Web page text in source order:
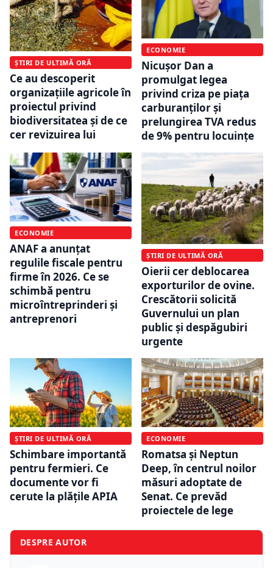
ȘTIRI DE ULTIMĂ ORĂ
Ce au descoperit
organizațiile agricole în
proiectul privind
biodiversitatea și de ce
cer revizuirea lui
ECONOMIE
Nicușor Dan a
promulgat legea
privind criza pe piața
carburanților și
prelungirea TVA redus
de 9% pentru locuințe
ECONOMIE
ANAF a anunțat
regulile fiscale pentru
firme în 2026. Ce se
schimbă pentru
microîntreprinderi și
antreprenori
ȘTIRI DE ULTIMĂ ORĂ
Oierii cer deblocarea
exporturilor de ovine.
Crescătorii solicită
Guvernului un plan
public și despăgubiri
urgente
ȘTIRI DE ULTIMĂ ORĂ
Schimbare importantă
pentru fermieri. Ce
documente vor fi
cerute la plățile APIA
ECONOMIE
Romatsa și Neptun
Deep, în centrul noilor
măsuri adoptate de
Senat. Ce prevăd
proiectele de lege
DESPRE AUTOR